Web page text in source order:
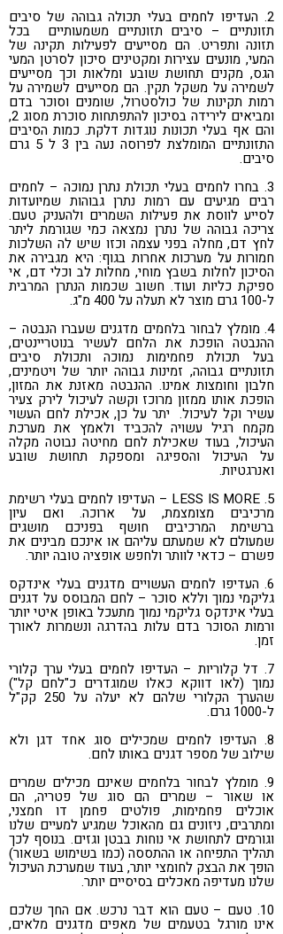
2. העדיפו לחמים בעלי תכולה גבוהה של סיבים
תזונתיים – סיבים תזונתיים משמעותיים בכל
תזונה ותפריט. הם מסייעים לפעילות תקינה של
המעי, מונעים עצירות ומקטינים סיכון לסרטן המעי
הגס, מקנים תחושת שובע ומלאות וכך מסייעים
לשמירה על משקל תקין. הם מסייעים לשמירה על
רמות תקינות של כולסטרול, שומנים וסוכר בדם
ומביאים לירידה בסיכון להתפתחות סוכרת מסוג 2,
והם אף בעלי תכונות נוגדות דלקת. כמות הסיבים
התזונתיים המומלצת לפרוסה נעה בין 3 ל 5 גרם
סיבים.
3. בחרו לחמים בעלי תכולת נתרן נמוכה – לחמים
רבים מגיעים עם רמות נתרן גבוהות שמיועדות
לסייע לווסת את פעילות השמרים ולהעניק טעם.
צריכה גבוהה של נתרן נמצאה כמי שגורמת ליתר
לחץ דם, מחלה בפני עצמה וכזו שיש לה השלכות
חמורות על מערכות אחרות בגוף: היא מגבירה את
הסיכון לחלות בשבץ מוחי, מחלות לב וכלי דם, אי
ספיקת כליות ועוד. חשוב שכמות הנתרן המרבית
ל-100 גרם מוצר לא תעלה על 400 מ"ג.
4. מומלץ לבחור בלחמים מדגנים שעברו הנבטה –
ההנבטה הופכת את הלחם לעשיר בנוטריינטים,
בעל תכולת פחמימות נמוכה ותכולת סיבים
תזונתיים גבוהה, זמינות גבוהה יותר של ויטמינים,
חלבון וחומצות אמינו. ההנבטה מאזנת את המזון,
הופכת אותו ממזון מרוכז וקשה לעיכול לירק צעיר
עשיר וקל לעיכול. יתר על כן, אכילת לחם העשוי
מקמח רגיל עשויה להכביד ולאמץ את מערכת
העיכול, בעוד שאכילת לחם מחיטה נבוטה מקלה
על העיכול והספיגה ומספקת תחושת שובע
ואנרגטיות.
5. LESS IS MORE – העדיפו לחמים בעלי רשימת
מרכיבים מצומצמת, על ארוכה. ואם עיון
ברשימת המרכיבים חושף בפניכם מושגים
שמעולם לא שמעתם עליהם או אינכם מבינים את
פשרם – כדאי לוותר ולחפש אופציה טובה יותר.
6. העדיפו לחמים העשויים מדגנים בעלי אינדקס
גליקמי נמוך וללא סוכר – לחם המבוסס על דגנים
בעלי אינדקס גליקמי נמוך מתעכל באופן איטי יותר
ורמות הסוכר בדם עלות בהדרגה ונשמרות לאורך
זמן.
7. דל קלוריות – העדיפו לחמים בעלי ערך קלורי
נמוך (לאו דווקא כאלו שמוגדרים כ"לחם קל")
שהערך הקלורי שלהם לא יעלה על 250 קק"ל
ל-1000 גרם.
8. העדיפו לחמים שמכילים סוג אחד דגן ולא
שילוב של מספר דגנים באותו לחם.
9. מומלץ לבחור בלחמים שאינם מכילים שמרים
או שאור – שמרים הם סוג של פטריה, הם
אוכלים פחמימות, פולטים פחמן דו חמצני,
ומתרבים, ניזונים גם מהאוכל שמגיע למעיים שלנו
וגורמים לתחושת אי נוחות בבטן וגזים. בנוסף לכך
תהליך התפיחה או ההתססה (כמו בשימוש בשאור)
הופך את הבצק לחומצי יותר, בעוד שמערכת העיכול
שלנו מעדיפה מאכלים בסיסיים יותר.
10. טעם – טעם הוא דבר נרכש. אם החך שלכם
אינו מורגל בטעמים של מאפים מדגנים מלאים,